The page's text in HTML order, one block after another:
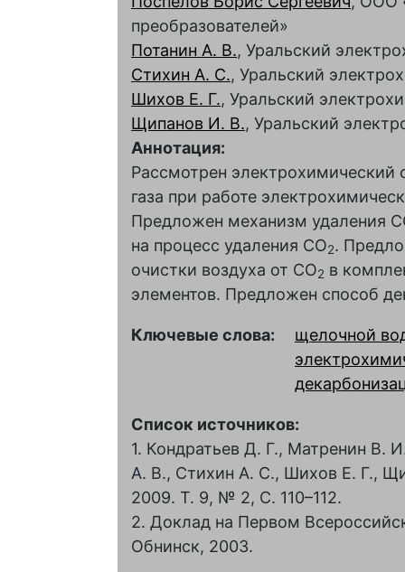
преобразователей»
Потанин А. В., Уральский
Стихин А. С., Уральский
Шихов Е. Г., Уральский
Щипанов И. В., Уральский
Аннотация:
Рассмотрен электрохимический
газа при работе
Предложен механизм удаления
на процесс удаления CO2.
очистки воздуха от CO2 в
элементов. Предложен способ
Ключевые слова:
щелочной
Список источников:
1. Кондратьев Д. Г., Матренин В.
А. В., Стихин А. С., Шихов Е. Г.,
2009. Т. 9, № 2, С. 110–112.
2. Доклад на Первом
Обнинск, 2003.